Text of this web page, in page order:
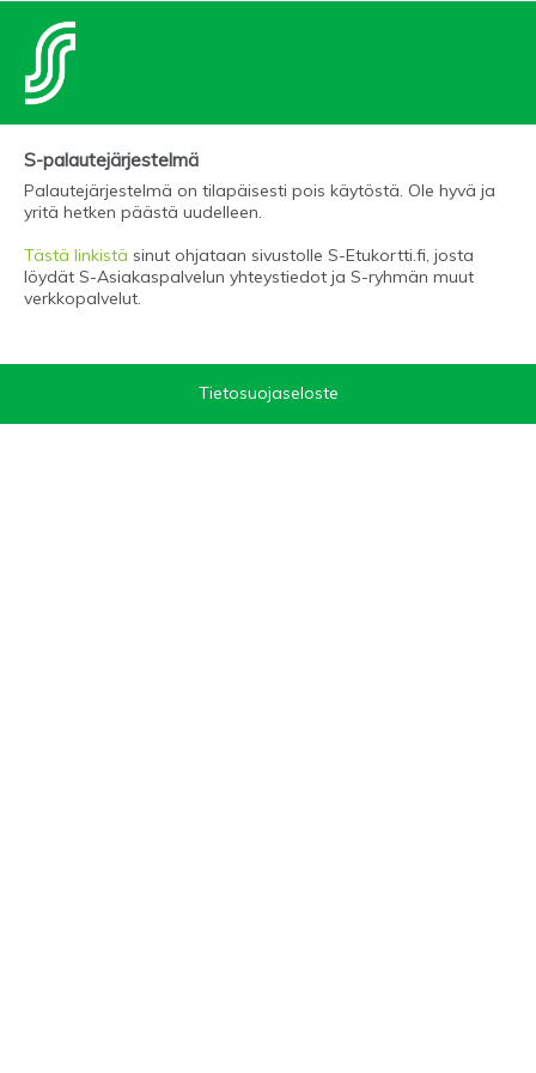
S-palautejärjestelmä
Palautejärjestelmä on tilapäisesti pois käytöstä. Ole hyvä ja
yritä hetken päästä uudelleen.
Tästä linkistä sinut ohjataan sivustolle S-Etukortti.fi, josta
löydät S-Asiakaspalvelun yhteystiedot ja S-ryhmän muut
verkkopalvelut.
Tietosuojaseloste